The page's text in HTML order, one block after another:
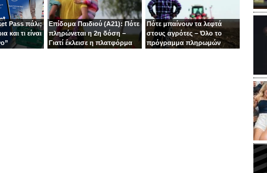
Pass πάλι;
και τι είναι
Επίδομα Παιδιού (Α21): Πότε
πληρώνεται η 2η δόση –
Γιατί έκλεισε η πλατφόρμα
Πότε μπαίνουν τα λεφτά
στους αγρότες – Όλο το
πρόγραμμα πληρωμών